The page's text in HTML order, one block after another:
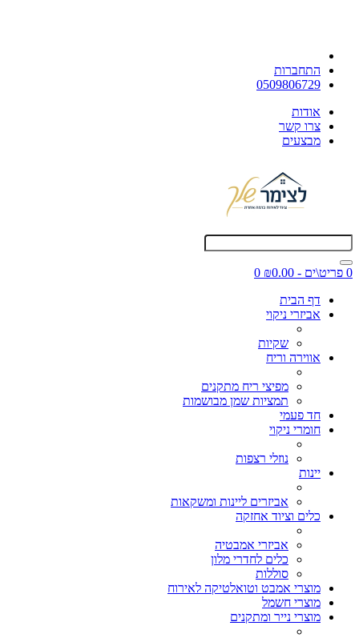
התחברות
0509806729
אודות
צרו קשר
מבצעים
0 פריט\ים - ₪0.00
0
דף הבית
אביזרי ניקוי
שקיות
אווירה וריח
מפיצי ריח מתקנים
תמציות שמן מבושמות
חד פעמי
חומרי ניקוי
נוזלי רצפות
יינות
אביזרים ליינות ומשקאות
כלים וציוד אחזקה
אביזרי אמבטיה
כלים לחדרי מלון
סוללות
מוצרי אמבט וטואלטיקה לאירוח
מוצרי חשמל
מוצרי נייר ומתקנים